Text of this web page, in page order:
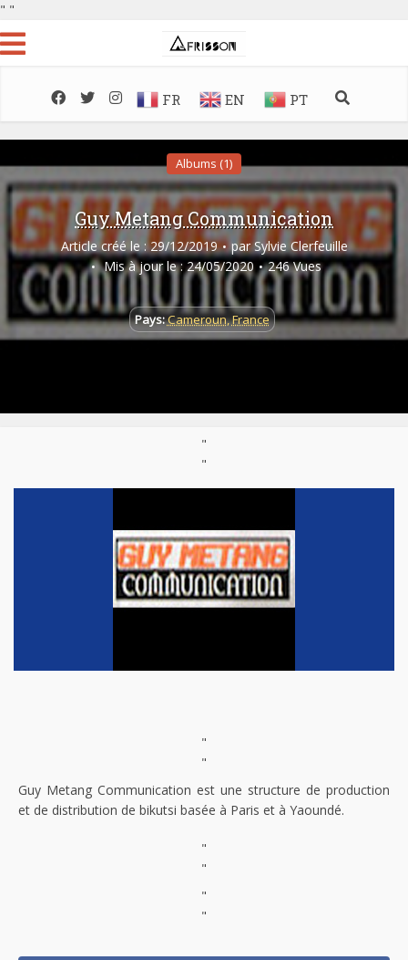
" "
FR EN PT
Albums (1)
Guy Metang Communication
Article créé le : 29/12/2019 par Sylvie Clerfeuille
Mis à jour le : 24/05/2020
246 Vues
Pays:Cameroun,France
"
"
"
"
Guy Metang Communication est une structure de production
et de distribution de bikutsi basée à Paris et à Yaoundé.
"
"
"
"